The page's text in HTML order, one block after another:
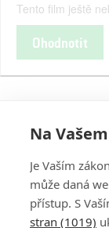
Tento film ještě
Ohodnotit
Na
Je Vaším
může daná
přístup. S
stran (1019)